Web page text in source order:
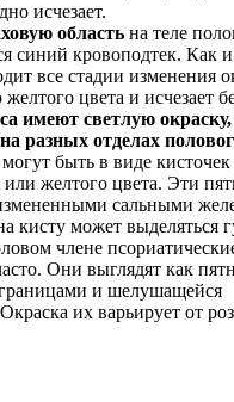
исчезает.
область на теле
синий кровоподтек. Как
все стадии изменения
цвета и исчезает
имеют светлую окраску,
разных отделах
быть в виде кисточек
или желтого цвета. Эти
сальными
кисту может выделяться
члене
Они выглядят как
и шелушащейся
их варьирует от